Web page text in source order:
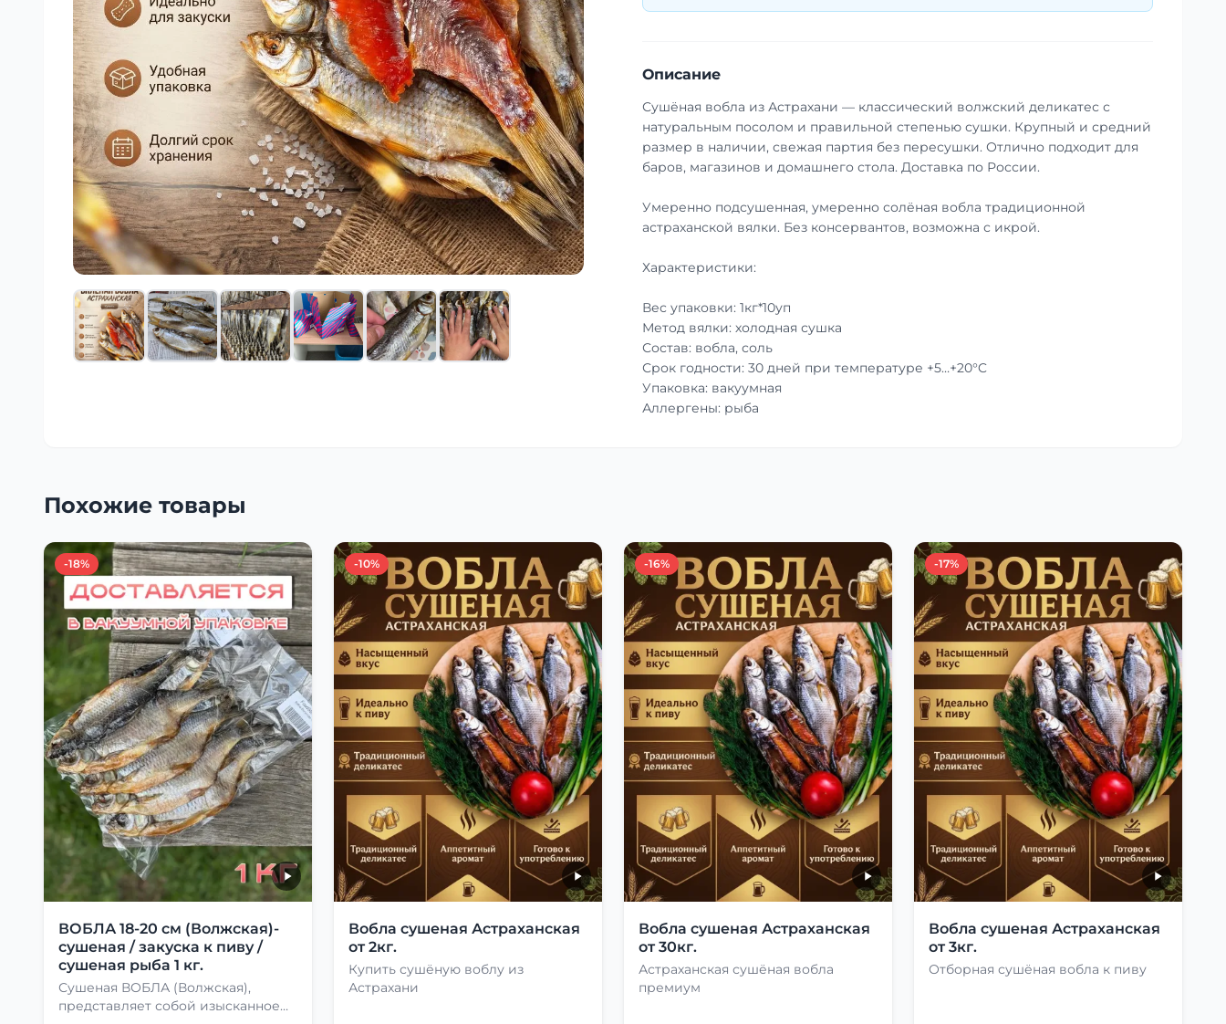
Описание
Сушёная вобла из Астрахани — классический волжский деликатес с
натуральным посолом и правильной степенью сушки. Крупный и средний
размер в наличии, свежая партия без пересушки. Отлично подходит для
баров, магазинов и домашнего стола. Доставка по России.
Умеренно подсушенная, умеренно солёная вобла традиционной
астраханской вялки. Без консервантов, возможна с икрой.
Характеристики:
Вес упаковки: 1кг*10уп
Метод вялки: холодная сушка
Состав: вобла, соль
Срок годности: 30 дней при температуре +5…+20°C
Упаковка: вакуумная
Аллергены: рыба
Похожие товары
-18%
ВОБЛА 18-20 см (Волжская)-
сушеная / закуска к пиву /
сушеная рыба 1 кг.
Сушеная ВОБЛА (Волжская),
представляет собой изысканное
-10%
Вобла сушеная Астраханская
от 2кг.
Купить сушёную воблу из
Астрахани
-16%
Вобла сушеная Астраханская
от 30кг.
Астраханская сушёная вобла
премиум
-17%
Вобла сушеная Астраханская
от 3кг.
Отборная сушёная вобла к пиву